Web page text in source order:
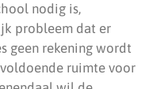
nodig is,
probleem dat er
geen rekening wordt
ruimte voor